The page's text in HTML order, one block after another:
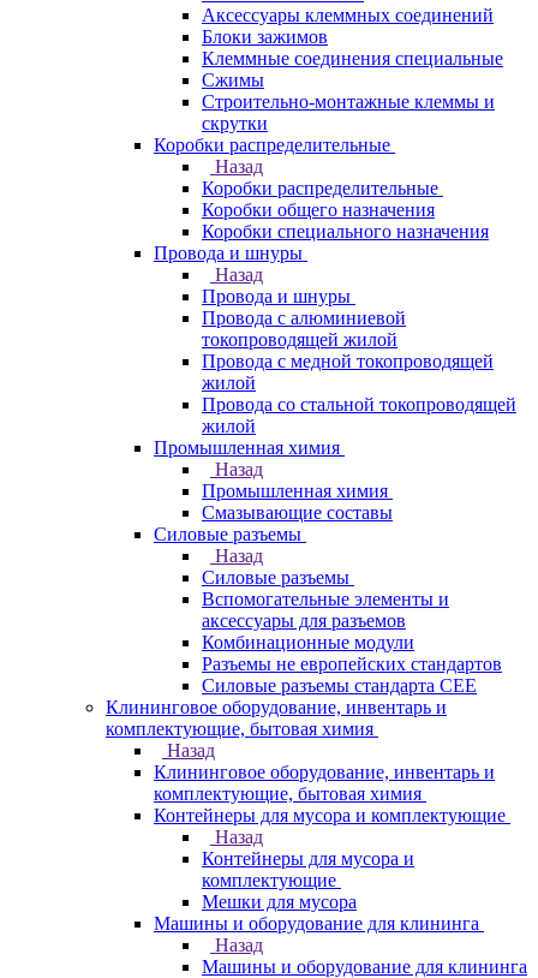
Аксессуары клеммных соединений
Блоки зажимов
Клеммные соединения специальные
Сжимы
Строительно-монтажные клеммы и
скрутки
Коробки распределительные
Назад
Коробки распределительные
Коробки общего назначения
Коробки специального назначения
Провода и шнуры
Назад
Провода и шнуры
Провода с алюминиевой
токопроводящей жилой
Провода с медной токопроводящей
жилой
Провода со стальной токопроводящей
жилой
Промышленная химия
Назад
Промышленная химия
Смазывающие составы
Силовые разъемы
Назад
Силовые разъемы
Вспомогательные элементы и
аксессуары для разъемов
Комбинационные модули
Разъемы не европейских стандартов
Силовые разъемы стандарта CEE
Клининговое оборудование, инвентарь и
комплектующие, бытовая химия
Назад
Клининговое оборудование, инвентарь и
комплектующие, бытовая химия
Контейнеры для мусора и комплектующие
Назад
Контейнеры для мусора и
комплектующие
Мешки для мусора
Машины и оборудование для клининга
Назад
Машины и оборудование для клининга